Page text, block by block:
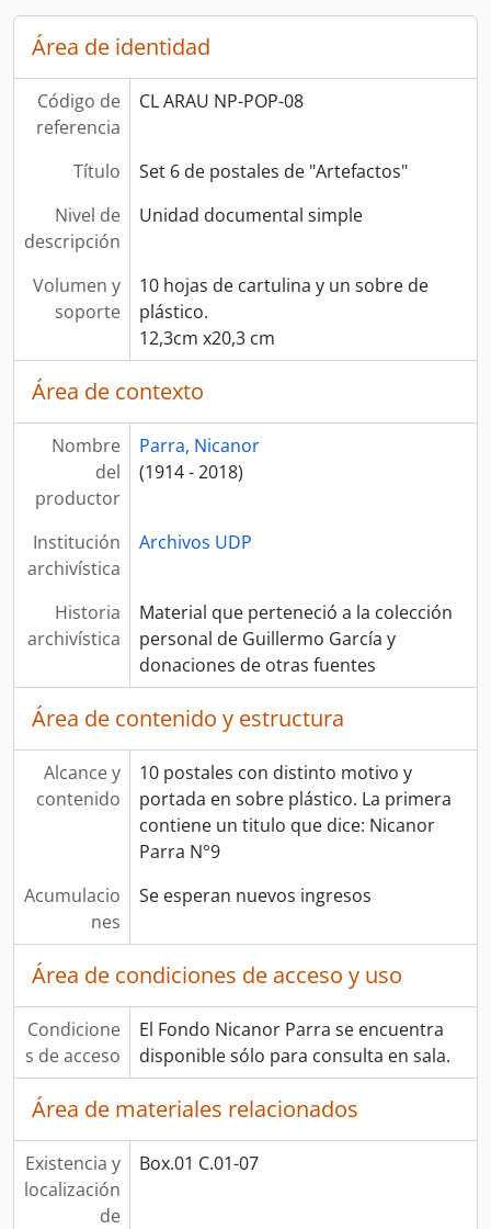
Área de identidad
Código de
referencia
CL ARAU NP-POP-08
Título
Set 6 de postales de "Artefactos"
Nivel de
descripción
Unidad documental simple
Volumen y
soporte
10 hojas de cartulina y un sobre de
plástico.
12,3cm x20,3 cm
Área de contexto
Nombre
del
productor
Parra, Nicanor
(1914 - 2018)
Institución
archivística
Archivos UDP
Historia
archivística
Material que perteneció a la colección
personal de Guillermo García y
donaciones de otras fuentes
Área de contenido y estructura
Alcance y
contenido
10 postales con distinto motivo y
portada en sobre plástico. La primera
contiene un titulo que dice: Nicanor
Parra N°9
Acumulacio
nes
Se esperan nuevos ingresos
Área de condiciones de acceso y uso
Condicione
s de acceso
El Fondo Nicanor Parra se encuentra
disponible sólo para consulta en sala.
Área de materiales relacionados
Existencia y
localización
de
Box.01 C.01-07